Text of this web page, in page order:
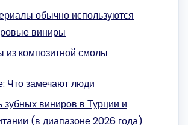
обычно используются
виниры
из композитной смолы
Что замечают люди
зубных виниров в Турции и
(в диапазоне 2026 года)